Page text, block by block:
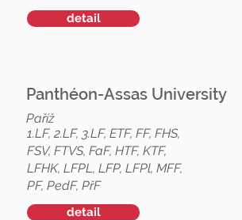
detail
Panthéon-Assas University
Paříž
1.LF, 2.LF, 3.LF, ETF, FF, FHS,
FSV, FTVS, FaF, HTF, KTF,
LFHK, LFPL, LFP, LFPl, MFF,
PF, PedF, PřF
detail